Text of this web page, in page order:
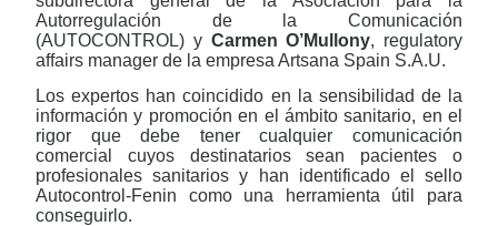
Autorregulación de la Comunicación
(AUTOCONTROL) y Carmen O’Mullony, regulatory
affairs manager de la empresa Artsana Spain S.A.U.
Los expertos han coincidido en la sensibilidad de la
información y promoción en el ámbito sanitario, en el
rigor que debe tener cualquier comunicación
comercial cuyos destinatarios sean pacientes o
profesionales sanitarios y han identificado el sello
Autocontrol-Fenin como una herramienta útil para
conseguirlo.